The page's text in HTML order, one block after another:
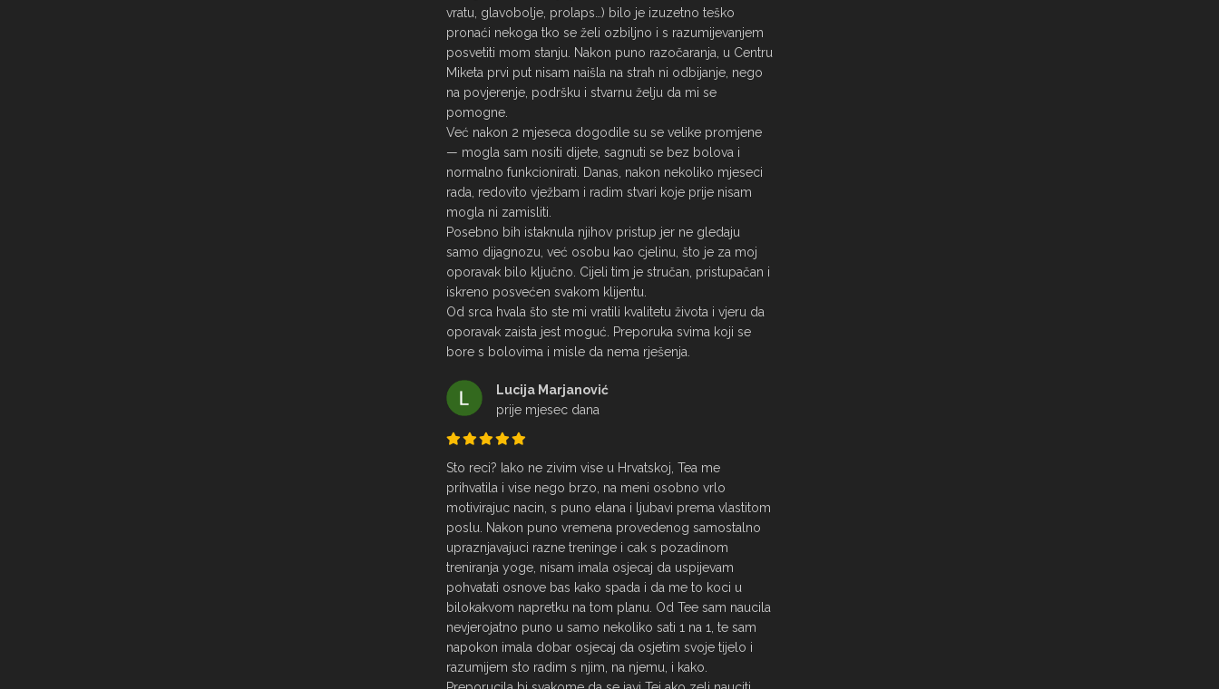
vratu, glavobolje, prolaps…) bilo je izuzetno teško
pronaći nekoga tko se želi ozbiljno i s razumijevanjem
posvetiti mom stanju. Nakon puno razočaranja, u Centru
Miketa prvi put nisam naišla na strah ni odbijanje, nego
na povjerenje, podršku i stvarnu želju da mi se
pomogne.
Već nakon 2 mjeseca dogodile su se velike promjene
— mogla sam nositi dijete, sagnuti se bez bolova i
normalno funkcionirati. Danas, nakon nekoliko mjeseci
rada, redovito vježbam i radim stvari koje prije nisam
mogla ni zamisliti.
Posebno bih istaknula njihov pristup jer ne gledaju
samo dijagnozu, već osobu kao cjelinu, što je za moj
oporavak bilo ključno. Cijeli tim je stručan, pristupačan i
iskreno posvećen svakom klijentu.
Od srca hvala što ste mi vratili kvalitetu života i vjeru da
oporavak zaista jest moguć. Preporuka svima koji se
bore s bolovima i misle da nema rješenja.
Lucija Marjanović
prije mjesec dana
Sto reci? Iako ne zivim vise u Hrvatskoj, Tea me
prihvatila i vise nego brzo, na meni osobno vrlo
motivirajuc nacin, s puno elana i ljubavi prema vlastitom
poslu. Nakon puno vremena provedenog samostalno
upraznjavajuci razne treninge i cak s pozadinom
treniranja yoge, nisam imala osjecaj da uspijevam
pohvatati osnove bas kako spada i da me to koci u
bilokakvom napretku na tom planu. Od Tee sam naucila
nevjerojatno puno u samo nekoliko sati 1 na 1, te sam
napokon imala dobar osjecaj da osjetim svoje tijelo i
razumijem sto radim s njim, na njemu, i kako.